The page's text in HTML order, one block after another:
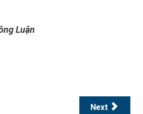
Luận
Next